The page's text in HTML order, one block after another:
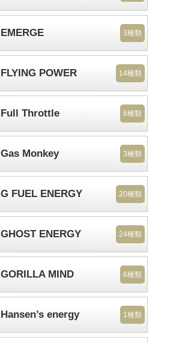
EMERGE 3種類
FLYING POWER 14種類
Full Throttle 6種類
Gas Monkey 3種類
G FUEL ENERGY 20種類
GHOST ENERGY 24種類
GORILLA MIND 6種類
Hansen’s energy 1種類